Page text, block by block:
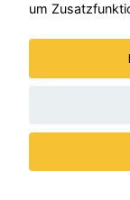
Opel
um